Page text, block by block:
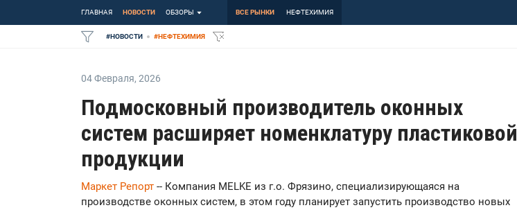
ГЛАВНАЯ НОВОСТИ ОБЗОРЫ ВСЕ РЫНКИ НЕФТЕХИМИЯ
#НОВОСТИ #НЕФТЕХИМИЯ
04 Февраля, 2026
Подмосковный производитель оконных
систем расширяет номенклатуру пластиковой
продукции
Маркет Репорт -- Компания MELKE из г.о. Фрязино, специализирующаяся на
производстве оконных систем, в этом году планирует запустить производство новых